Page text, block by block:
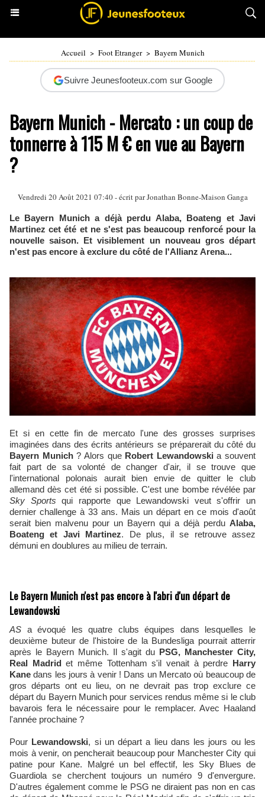
Accueil > Foot Etranger > Bayern Munich
Suivre Jeunesfooteux.com sur Google
Bayern Munich - Mercato : un coup de
tonnerre à 115 M € en vue au Bayern
?
Vendredi 20 Août 2021 07:40 - écrit parJonathan Bonne-Maison Ganga
Le Bayern Munich a déjà perdu Alaba, Boateng et Javi
Martinez cet été et ne s'est pas beaucoup renforcé pour la
nouvelle saison. Et visiblement un nouveau gros départ
n'est pas encore à exclure du côté de l'Allianz Arena...
Et si en cette fin de mercato l'une des grosses surprises
imaginées dans des écrits antérieurs se préparerait du côté du
Bayern Munich? Alors queRobert Lewandowskia souvent
fait part de sa volonté de changer d'air, il se trouve que
l'international polonais aurait bien envie de quitter le club
allemand dès cet été si possible. C'est une bombe révélée par
Sky Sportsqui rapporte que Lewandowski veut s'offrir un
dernier challenge à 33 ans. Mais un départ en ce mois d'août
serait bien malvenu pour un Bayern qui a déjà perdu Alaba,
Boateng et Javi Martinez. De plus, il se retrouve assez
démuni en doublures au milieu de terrain.
Le Bayern Munich n'est pas encore à l'abri d'un départ de
Lewandowski
AS a évoqué les quatre clubs équipes dans lesquelles le
deuxième buteur de l'histoire de la Bundesliga pourrait atterrir
après le Bayern Munich. Il s'agit du PSG, Manchester City,
Real Madridet même Tottenham s'il venait à perdre Harry
Kanedans les jours à venir ! Dans un Mercato où beaucoup de
gros départs ont eu lieu, on ne devrait pas trop exclure ce
départ du Bayern Munich pour services rendus même si le club
bavarois fera le nécessaire pour le remplacer. Avec Haaland
l'année prochaine ?
Pour Lewandowski, si un départ a lieu dans les jours ou les
mois à venir, on pencherait beaucoup pour Manchester City qui
patine pour Kane. Malgré un bel effectif, les Sky Blues de
Guardiola se cherchent toujours un numéro 9 d'envergure.
D'autres également comme le PSG ne diraient pas non en cas